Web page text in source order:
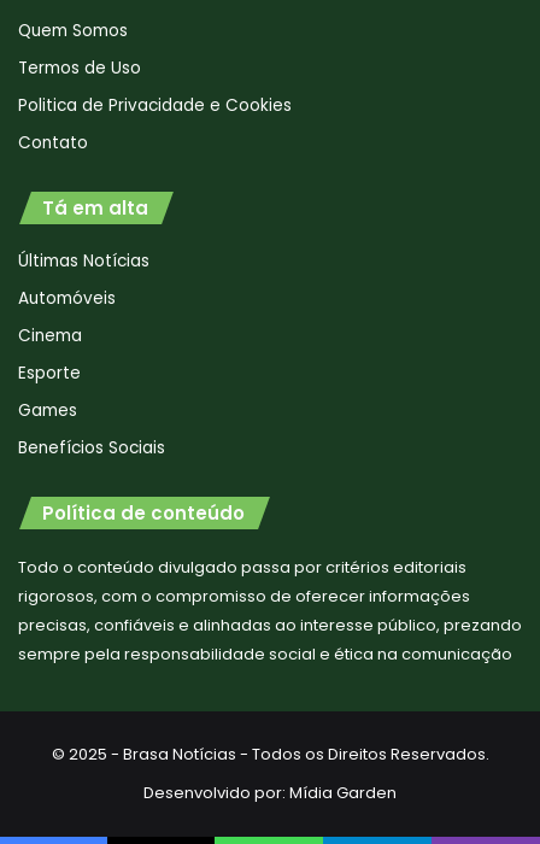
Quem Somos
Termos de Uso
Politica de Privacidade e Cookies
Contato
Tá em alta
Últimas Notícias
Automóveis
Cinema
Esporte
Games
Benefícios Sociais
Política de conteúdo
Todo o conteúdo divulgado passa por critérios editoriais
rigorosos, com o compromisso de oferecer informações
precisas, confiáveis e alinhadas ao interesse público, prezando
sempre pela responsabilidade social e ética na comunicação
© 2025 - Brasa Notícias - Todos os Direitos Reservados.
Desenvolvido por: Mídia Garden